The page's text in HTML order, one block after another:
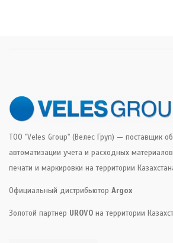
ТОО "Veles Group" (Велес Груп) — поставщик
автоматизации учета и расходных
печати и маркировки на территории
Официальный дистрибьютор Argox
Золотой партнер UROVO на территории